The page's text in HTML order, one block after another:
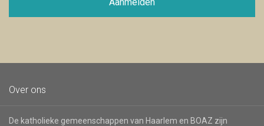
de
Over ons
De katholieke gemeenschappen van Haarlem en BOAZ zijn